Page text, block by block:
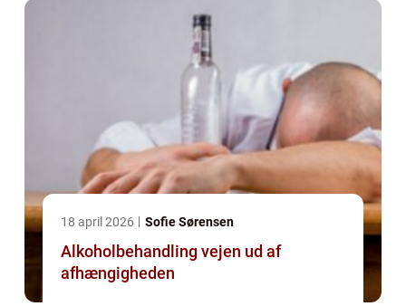
18 april 2026 Sofie Sørensen
Alkoholbehandling vejen ud af
afhængigheden